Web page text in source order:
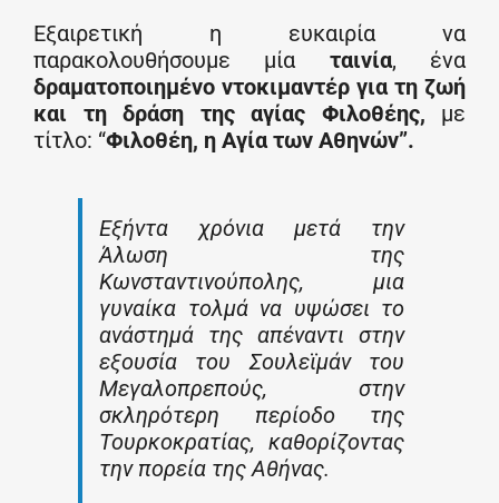
Εξαιρετική η ευκαιρία να
παρακολουθήσουμε μία ταινία, ένα
δραματοποιημένο ντοκιμαντέρ για τη ζωή
και τη δράση της αγίας Φιλοθέης, με
τίτλο: “Φιλοθέη, η Αγία των Αθηνών”.
Εξήντα χρόνια μετά την
Άλωση της
Κωνσταντινούπολης, μια
γυναίκα τολμά να υψώσει το
ανάστημά της απέναντι στην
εξουσία του Σουλεϊμάν του
Μεγαλοπρεπούς, στην
σκληρότερη περίοδο της
Τουρκοκρατίας, καθορίζοντας
την πορεία της Αθήνας.